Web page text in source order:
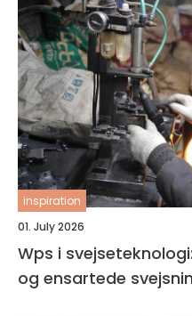
inspiration
01. July 2026
Wps i
og ensartede